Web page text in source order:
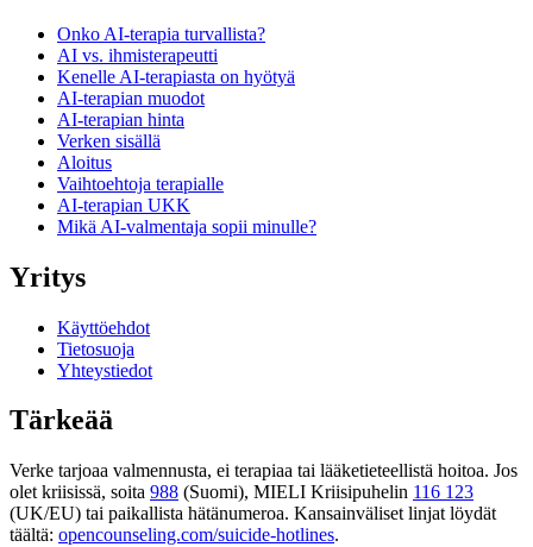
Onko AI-terapia turvallista?
AI vs. ihmisterapeutti
Kenelle AI-terapiasta on hyötyä
AI-terapian muodot
AI-terapian hinta
Verken sisällä
Aloitus
Vaihtoehtoja terapialle
AI-terapian UKK
Mikä AI-valmentaja sopii minulle?
Yritys
Käyttöehdot
Tietosuoja
Yhteystiedot
Tärkeää
Verke tarjoaa valmennusta, ei terapiaa tai lääketieteellistä hoitoa. Jos
olet kriisissä, soita 988 (Suomi), MIELI Kriisipuhelin 116 123
(UK/EU) tai paikallista hätänumeroa. Kansainväliset linjat löydät
täältä: opencounseling.com/suicide-hotlines.